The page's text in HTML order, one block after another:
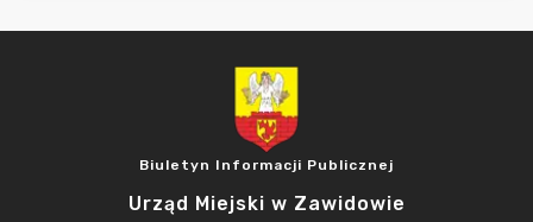
Biuletyn Informacji Publicznej
Urząd Miejski w Zawidowie